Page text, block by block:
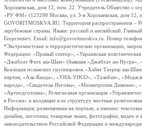
Хорошевская, дом 12, пом. 22. Учредитель Общество с
«РУ ФМ» (123298 Москва, ул. 3-я Хорошевская, дом 12,
GOVORITMOSKVA.RU. Территория распространения –
зарубежные страны. Языки: русский и английский.
Георгиевич. Email: info@govoritmoskva.ru. Номер
*Экстремистские и террористические организации,
Федерации: «Правый сектор», «Украинская
«Джабхат Фатх аш-Шам» (бывшая «Джабхат ан-Нусра»,
Коалиция исламских группировок «Хайят Тахрир аш-
партия, «Аль-Каида», «УНА-УНСО», «Талибан»,
народа», «Свидетели Иеговы», «Мизантропик Дивижн»,
«Артподготовка», Религиозная организация
в России» и входящие в ее структуру местные
Информация, размещенная на портале, а именно:
дизайна, логотипы, товарные знаки, фотографии, видео и
законодательством Российской Федерации и